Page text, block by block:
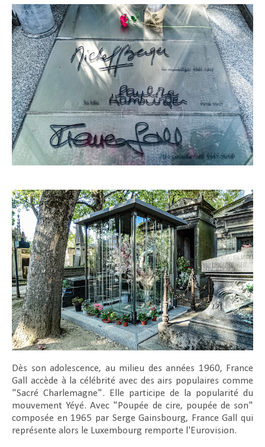
Dès son adolescence, au milieu des années 1960, France
Gall accède à la célébrité avec des airs populaires comme
"Sacré Charlemagne". Elle participe de la popularité du
mouvement Yéyé. Avec "Poupée de cire, poupée de son"
composée en 1965 par Serge Gainsbourg, France Gall qui
représente alors le Luxembourg remporte l'Eurovision.